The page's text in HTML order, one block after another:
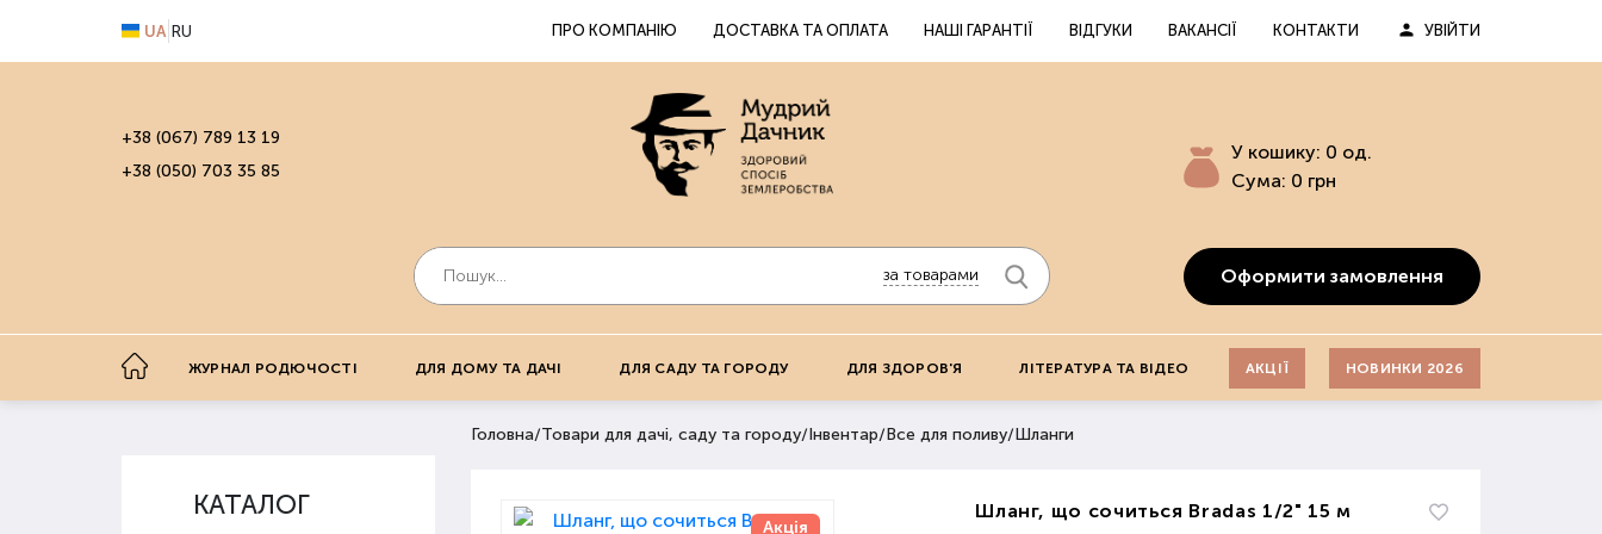
UA RU ПРО КОМПАНІЮ ДОСТАВКА ТА ОПЛАТА НАШІ ГАРАНТІЇ ВІДГУКИ ВАКАНСІЇ КОНТАКТИ УВІЙТИ
+38 (067) 789 13 19
+38 (050) 703 35 85
за товарами
У кошику: 0 од.
Сума: 0 грн
Оформити замовлення
ЖУРНАЛ РОДЮЧОСТІ ДЛЯ ДОМУ ТА ДАЧІ ДЛЯ САДУ ТА ГОРОДУ ДЛЯ ЗДОРОВ'Я ЛІТЕРАТУРА ТА ВІДЕО АКЦІЇ НОВИНКИ 2026
КАТАЛОГ
Головна/Товари для дачі, саду та городу/Інвентар/Все для поливу/Шланги
Акція
Шланг, що сочиться Bradas 1/2" 15 м